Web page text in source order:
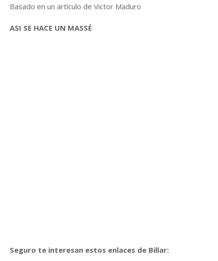
Basado en un artículo de Victor Maduro
ASI SE HACE UN MASSÉ
Seguro te interesan estos enlaces de Billar: